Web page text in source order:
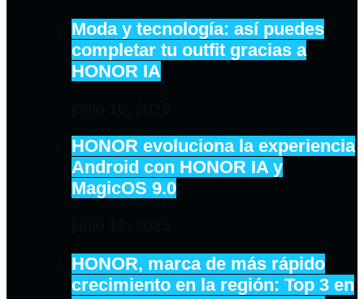
Moda y tecnología: así puedes
completar tu outfit gracias a
HONOR IA
HONOR evoluciona la experiencia
Android con HONOR IA y
MagicOS 9.0
HONOR, marca de más rápido
crecimiento en la región: Top 3 en